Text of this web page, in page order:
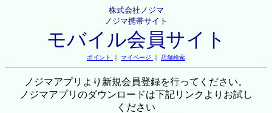
株式会社ノジマ
ノジマ携帯サイト
モバイル会員サイト
ポイント ｜ マイページ ｜ 店舗検索
ノジマアプリより新規会員登録を行ってください。
ノジマアプリのダウンロードは下記リンクよりお試し
ください